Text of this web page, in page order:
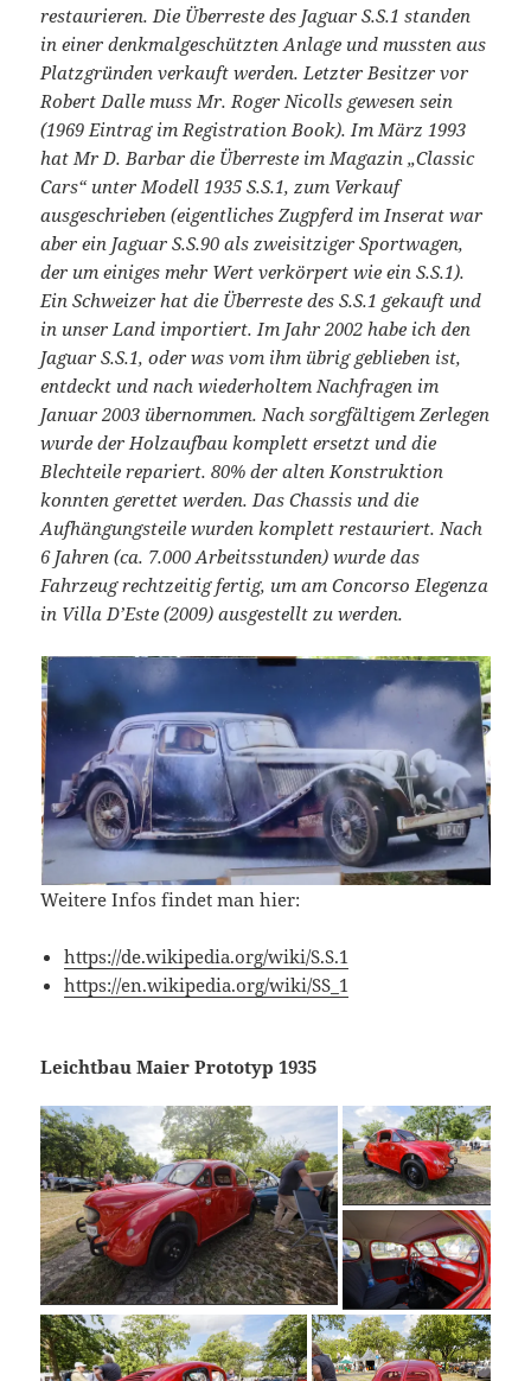
restaurieren. Die Überreste des Jaguar S.S.1 standen
in einer denkmalgeschützten Anlage und mussten aus
Platzgründen verkauft werden. Letzter Besitzer vor
Robert Dalle muss Mr. Roger Nicolls gewesen sein
(1969 Eintrag im Registration Book). Im März 1993
hat Mr D. Barbar die Überreste im Magazin „Classic
Cars“ unter Modell 1935 S.S.1, zum Verkauf
ausgeschrieben (eigentliches Zugpferd im Inserat war
aber ein Jaguar S.S.90 als zweisitziger Sportwagen,
der um einiges mehr Wert verkörpert wie ein S.S.1).
Ein Schweizer hat die Überreste des S.S.1 gekauft und
in unser Land importiert. Im Jahr 2002 habe ich den
Jaguar S.S.1, oder was vom ihm übrig geblieben ist,
entdeckt und nach wiederholtem Nachfragen im
Januar 2003 übernommen. Nach sorgfältigem Zerlegen
wurde der Holzaufbau komplett ersetzt und die
Blechteile repariert. 80% der alten Konstruktion
konnten gerettet werden. Das Chassis und die
Aufhängungsteile wurden komplett restauriert. Nach
6 Jahren (ca. 7.000 Arbeitsstunden) wurde das
Fahrzeug rechtzeitig fertig, um am Concorso Elegenza
in Villa D’Este (2009) ausgestellt zu werden.
Weitere Infos findet man hier:
https://de.wikipedia.org/wiki/S.S.1
https://en.wikipedia.org/wiki/SS_1
Leichtbau Maier Prototyp 1935